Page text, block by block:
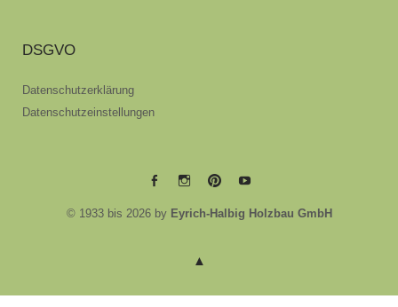
DSGVO
Datenschutzerklärung
Datenschutzeinstellungen
EYRICH-EYRICH-EYRICH-EYRICH-
© 1933 bis 2026 by Eyrich-Halbig Holzbau GmbH